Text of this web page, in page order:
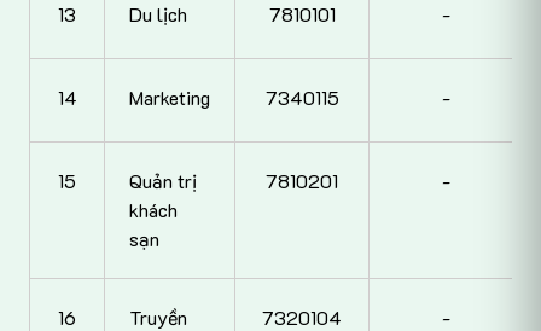
13 Du lịch 7810101 -
14 Marketing 7340115 -
15
Quản trị
khách
sạn
7810201 -
16
Truyền
7320104 -